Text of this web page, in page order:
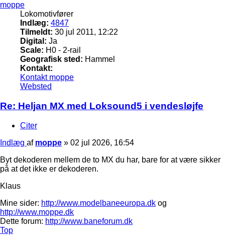
moppe
Lokomotivfører
Indlæg: 4847
Tilmeldt: 30 jul 2011, 12:22
Digital: Ja
Scale: H0 - 2-rail
Geografisk sted: Hammel
Kontakt:
Kontakt moppe
Websted
Re: Heljan MX med Loksound5 i vendesløjfe
Citer
Indlæg af moppe » 02 jul 2026, 16:54
Byt dekoderen mellem de to MX du har, bare for at være sikker
på at det ikke er dekoderen.
Klaus
Mine sider: http://www.modelbaneeuropa.dk og
http://www.moppe.dk
Dette forum: http://www.baneforum.dk
Top